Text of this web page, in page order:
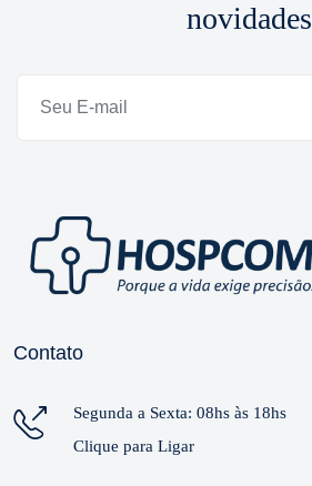
novidades
Contato
Segunda a Sexta: 08hs às 18hs
Clique para Ligar